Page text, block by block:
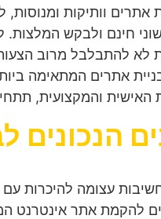
אתרים וותיקות
לא להתבלבל מרוב
אתרים המתאימה
והמקצועית,
הנכונים
עצומה להיכרות
להקמת אתר אינטרנט